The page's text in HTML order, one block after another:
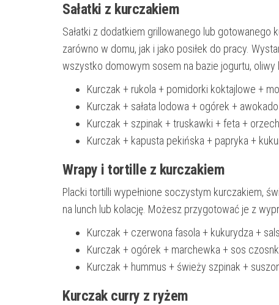
Sałatki z kurczakiem
Sałatki z dodatkiem grillowanego lub
zarówno w domu, jak i jako posiłek do pracy.
wszystko domowym sosem na bazie jogurtu, oliwy
Kurczak + rukola + pomidorki koktajlowe +
Kurczak + sałata lodowa + ogórek +
Kurczak + szpinak + truskawki + feta +
Kurczak + kapusta pekińska + papryka +
Wrapy i tortille z kurczakiem
Placki tortilli wypełnione soczystym kurczakiem,
na lunch lub kolację. Możesz przygotować je z
Kurczak + czerwona fasola + kukurydza +
Kurczak + ogórek + marchewka + sos
Kurczak + hummus + świeży szpinak +
Kurczak curry z ryżem